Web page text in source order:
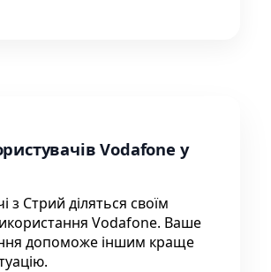
Vodafone у
з Стрий діляться своїм
Vodafone. Ваше
допоможе іншим краще